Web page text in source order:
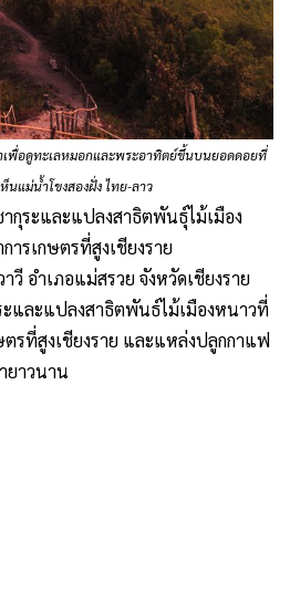
เพื่อดูทะเลหมอกและพระอาทิตย์ขึ้นบนยอดดอยที่
นแม่น้ำโขงสองฝั่ง ไทย-ลาว
กุระและแปลงสาธิตพันธุ์ไม้เมือง
รเกษตรที่สูงเชียงราย
อำเภอแม่สรวย จังหวัดเชียงราย
ะและแปลงสาธิตพันธ์ไม้เมืองหนาวที่
รที่สูงเชียงราย และแหล่งปลูกกาแฟ
ยาวนาน